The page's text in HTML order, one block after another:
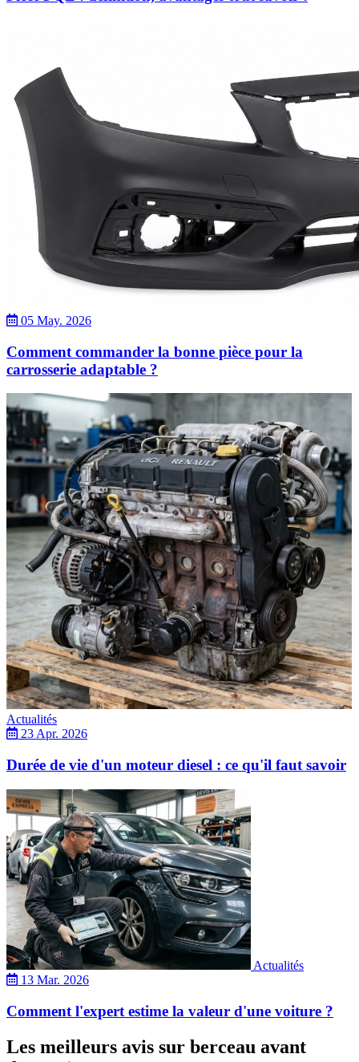
05 May. 2026
Comment commander la bonne pièce pour la
carrosserie adaptable ?
Actualités
23 Apr. 2026
Durée de vie d'un moteur diesel : ce qu'il faut savoir
Actualités
13 Mar. 2026
Comment l'expert estime la valeur d'une voiture ?
Les meilleurs avis sur berceau avant